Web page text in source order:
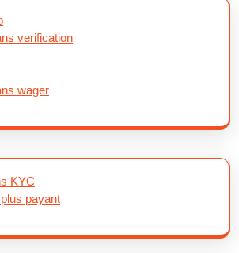
verification
wager
KYC
payant